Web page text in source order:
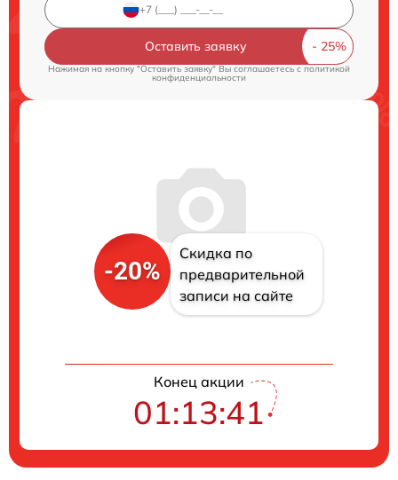
Оставить заявку
Нажимая на кнопку "Оставить заявку" Вы соглашаетесь cполитикой
конфиденциальности
-20%
Скидка по
предварительной
записи на сайте
Конец акции
01:13:41